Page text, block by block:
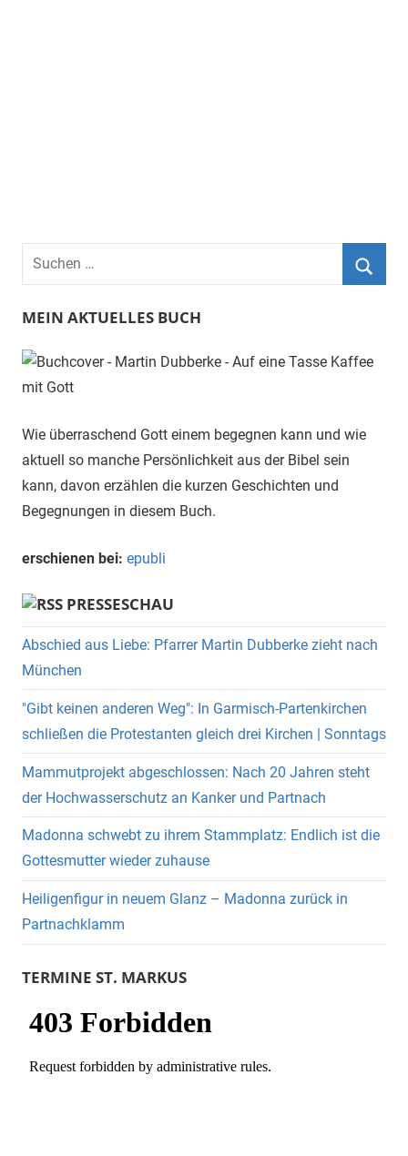
Suchen
nach:
MEIN AKTUELLES BUCH
Wie überraschend Gott einem begegnen kann und wie
aktuell so manche Persönlichkeit aus der Bibel sein
kann, davon erzählen die kurzen Geschichten und
Begegnungen in diesem Buch.
erschienen bei: epubli
PRESSESCHAU
Abschied aus Liebe: Pfarrer Martin Dubberke zieht nach
München
"Gibt keinen anderen Weg": In Garmisch-Partenkirchen
schließen die Protestanten gleich drei Kirchen | Sonntags
Mammutprojekt abgeschlossen: Nach 20 Jahren steht
der Hochwasserschutz an Kanker und Partnach
Madonna schwebt zu ihrem Stammplatz: Endlich ist die
Gottesmutter wieder zuhause
Heiligenfigur in neuem Glanz – Madonna zurück in
Partnachklamm
TERMINE ST. MARKUS